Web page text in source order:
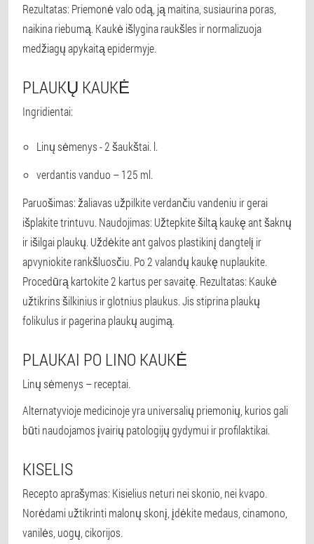
Rezultatas: Priemonė valo odą, ją maitina, susiaurina poras,
naikina riebumą. Kaukė išlygina raukšles ir normalizuoja
medžiagų apykaitą epidermyje.
PLAUKŲ KAUKĖ
Ingridientai:
Linų sėmenys - 2 šaukštai. l.
verdantis vanduo – 125 ml.
Paruošimas: žaliavas užpilkite verdančiu vandeniu ir gerai
išplakite trintuvu. Naudojimas: Užtepkite šiltą kaukę ant šaknų
ir išilgai plaukų. Uždėkite ant galvos plastikinį dangtelį ir
apvyniokite rankšluosčiu. Po 2 valandų kaukę nuplaukite.
Procedūrą kartokite 2 kartus per savaitę. Rezultatas: Kaukė
užtikrins šilkinius ir glotnius plaukus. Jis stiprina plaukų
folikulus ir pagerina plaukų augimą.
PLAUKAI PO LINO KAUKĖ
Linų sėmenys – receptai.
Alternatyvioje medicinoje yra universalių priemonių, kurios gali
būti naudojamos įvairių patologijų gydymui ir profilaktikai.
KISELIS
Recepto aprašymas: Kisielius neturi nei skonio, nei kvapo.
Norėdami užtikrinti malonų skonį, įdėkite medaus, cinamono,
vanilės, uogų, cikorijos.